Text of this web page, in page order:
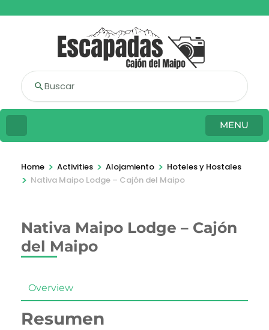
Buscar
MENU
Home > Activities > Alojamiento > Hoteles y Hostales
> Nativa Maipo Lodge – Cajón del Maipo
Nativa Maipo Lodge – Cajón
del Maipo
Overview
Resumen